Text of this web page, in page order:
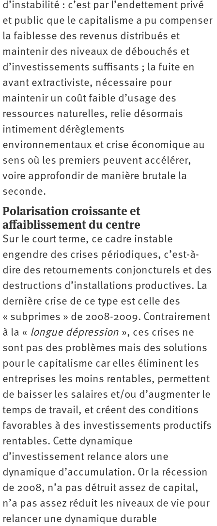
d’instabilité : c’est par l’endettement privé
et public que le capitalisme a pu compenser
la faiblesse des revenus distribués et
maintenir des niveaux de débouchés et
d’investissements suffisants ; la fuite en
avant extractiviste, nécessaire pour
maintenir un coût faible d’usage des
ressources naturelles, relie désormais
intimement dérèglements
environnementaux et crise économique au
sens où les premiers peuvent accélérer,
voire approfondir de manière brutale la
seconde.
Polarisation croissante et
affaiblissement du centre
Sur le court terme, ce cadre instable
engendre des crises périodiques, c’est-à-
dire des retournements conjoncturels et des
destructions d’installations productives. La
dernière crise de ce type est celle des
« subprimes » de 2008-2009. Contrairement
à la « longue dépression », ces crises ne
sont pas des problèmes mais des solutions
pour le capitalisme car elles éliminent les
entreprises les moins rentables, permettent
de baisser les salaires et/ou d’augmenter le
temps de travail, et créent des conditions
favorables à des investissements productifs
rentables. Cette dynamique
d’investissement relance alors une
dynamique d’accumulation. Or la récession
de 2008, n’a pas détruit assez de capital,
n’a pas assez réduit les niveaux de vie pour
relancer une dynamique durable